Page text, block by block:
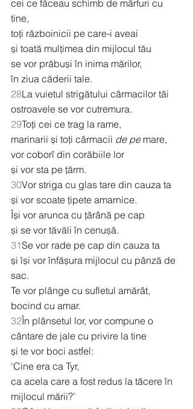
cei ce făceau schimb de mărfuri cu
tine,
toți războinicii pe care-i aveai
și toată mulțimea din mijlocul tău
se vor prăbuși în inima mărilor,
în ziua căderii tale.
28La vuietul strigătului cârmacilor tăi
ostroavele se vor cutremura.
29Toți cei ce trag la rame,
marinarii și toți cârmacii de pe mare,
vor coborî din corăbiile lor
și vor sta pe țărm.
30Vor striga cu glas tare din cauza ta
și vor scoate țipete amarnice.
Își vor arunca cu țărână pe cap
și se vor tăvăli în cenușă.
31Se vor rade pe cap din cauza ta
și își vor înfășura mijlocul cu pânză de
sac.
Te vor plânge cu sufletul amărât,
bocind cu amar.
32În plânsetul lor, vor compune o
cântare de jale cu privire la tine
și te vor boci astfel:
‘Cine era ca Tyr,
ca acela care a fost redus la tăcere în
mijlocul mării?’